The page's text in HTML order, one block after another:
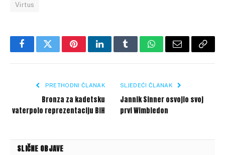
Virtus
FacebookTwitterPinterestLinkedInTumblrWhatsApp
Email Copy
PRETHODNI ČLANAK
Bronza za kadetsku
vaterpolo reprezentaciju BiH
SLJEDEĆI ČLANAK
Jannik Sinner osvojio svoj
prvi Wimbledon
SLIČNE OBJAVE